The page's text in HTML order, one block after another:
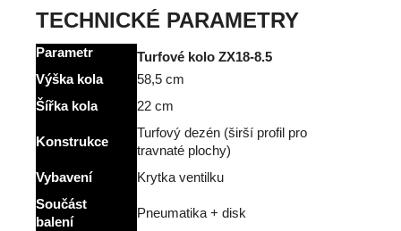
TECHNICKÉ PARAMETRY
Parametr
Turfové kolo ZX18-8.5
Výška kola
58,5 cm
Šířka kola
22 cm
Konstrukce
Turfový dezén (širší profil pro
travnaté plochy)
Vybavení
Krytka ventilku
Součást
balení
Pneumatika + disk